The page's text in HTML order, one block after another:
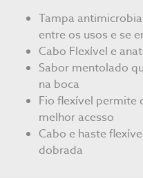
Tampa
entre os usos e se
Cabo Flexível e
Sabor mentolado
na boca
Fio flexível permite
melhor acesso
Cabo e haste
dobrada